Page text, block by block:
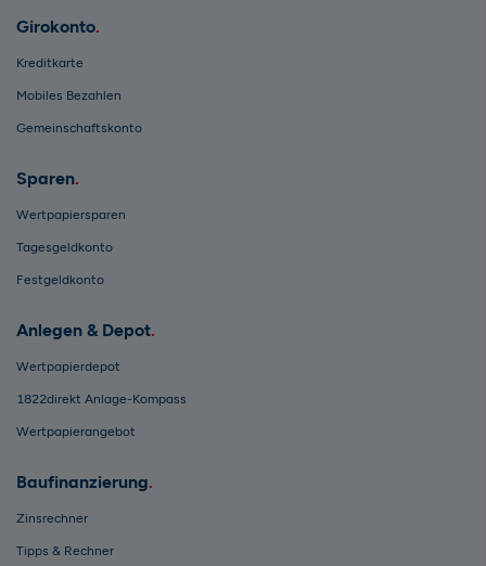
Girokonto
Kreditkarte
Mobiles Bezahlen
Gemeinschaftskonto
Sparen
Wertpapiersparen
Tagesgeldkonto
Festgeldkonto
Anlegen & Depot
Wertpapierdepot
1822direkt Anlage-Kompass
Wertpapierangebot
Baufinanzierung
Zinsrechner
Tipps & Rechner